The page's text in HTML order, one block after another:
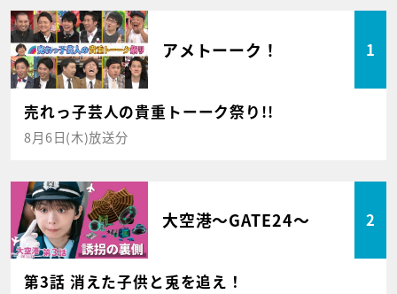
アメトーーク！ 1
売れっ子芸人の貴重トーーク祭り!!
8月6日(木)放送分
大空港～GATE24～ 2
第3話 消えた子供と兎を追え！